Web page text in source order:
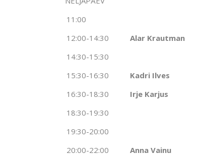
11:00
12:00-14:30
Alar Krautman
14:30-15:30
15:30-16:30
Kadri Ilves
16:30-18:30
Irje Karjus
18:30-19:30
19:30-20:00
20:00-22:00
Anna Vainu